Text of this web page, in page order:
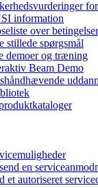
information
over betingelser
stillede spørgsmål
demoer og træning
Beam Demo
en
et autoriseret